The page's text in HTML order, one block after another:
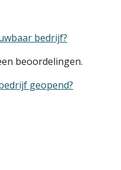
bedrijf?
beoordelingen.
geopend?